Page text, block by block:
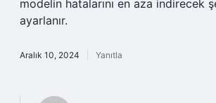
modelin hatalarını en aza indirecek
ayarlanır.
Aralık 10, 2024 Yanıtla